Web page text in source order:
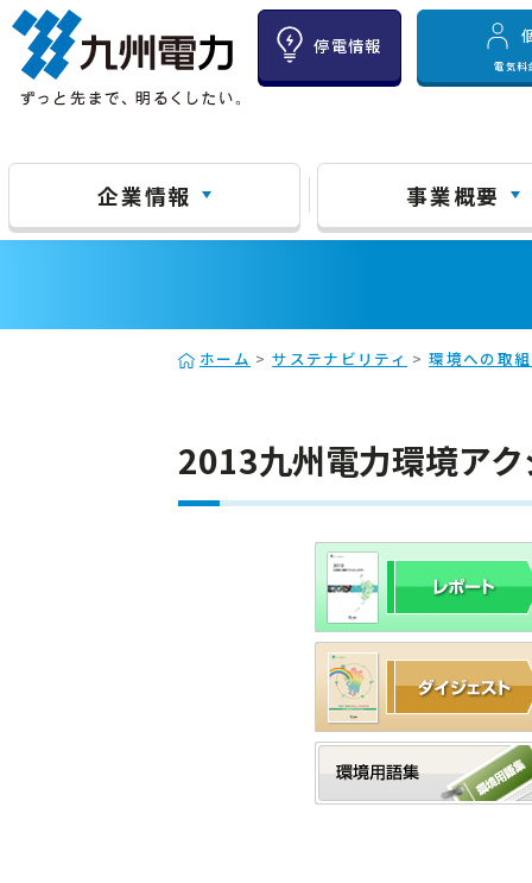
停電情報
電気料
企業情報 事業概要
ホーム >サステナビリティ >環境への取
2013九州電力環境ア